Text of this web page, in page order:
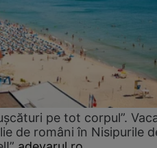
pe tot corpul”.
de români în Nisipurile